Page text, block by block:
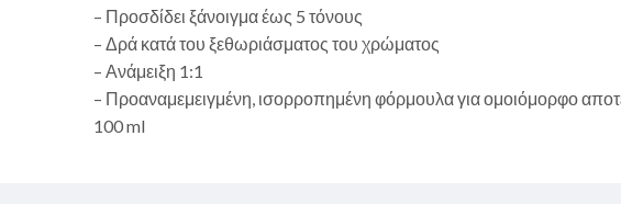
– Προσδίδει ξάνοιγμα έως 5 τόνους
– Δρά κατά του ξεθωριάσματος του χρώματος
– Ανάμειξη 1:1
– Προαναμεμειγμένη, ισορροπημένη φόρμουλα για ομοιόμορφο
100 ml